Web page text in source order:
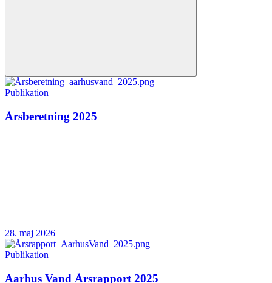
Publikation
Årsberetning 2025
28. maj 2026
Publikation
Aarhus Vand Årsrapport 2025